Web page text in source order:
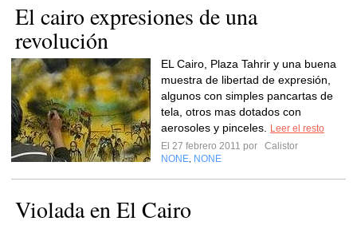
El cairo expresiones de una
revolución
EL Cairo, Plaza Tahrir y una buena
muestra de libertad de expresión,
algunos con simples pancartas de
tela, otros mas dotados con
aerosoles y pinceles.
Leer el resto
El 27 febrero 2011 por
Calistor
NONE NONE
Violada en El Cairo